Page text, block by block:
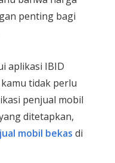
penting bagi
aplikasi IBID
tidak perlu
penjual mobil
ditetapkan,
jual mobil bekas di